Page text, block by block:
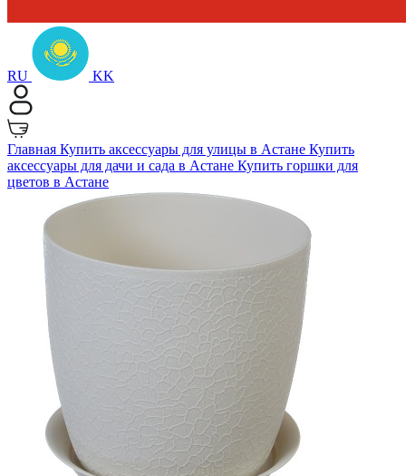
RU KK
Главная Купить аксессуары для улицы в Астане Купить
аксессуары для дачи и сада в Астане Купить горшки для
цветов в Астане